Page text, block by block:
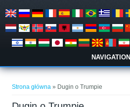
NAVIGATION
Strona główna » Dugin o Trumpie